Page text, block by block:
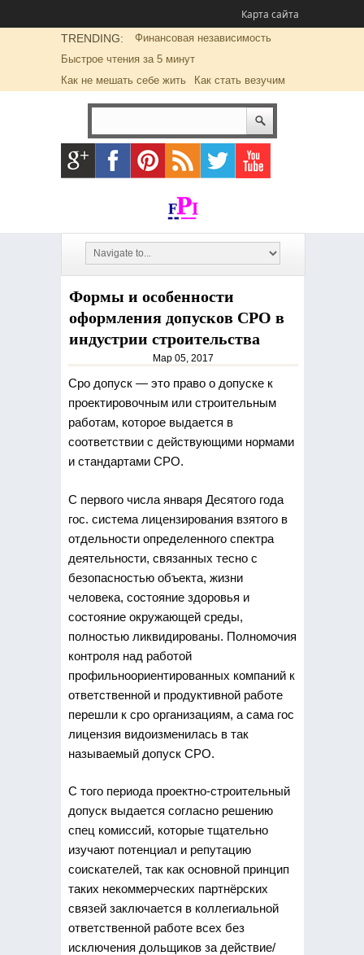
Карта сайта
TRENDING:
Финансовая независимость
Быстрое чтения за 5 минут
Как не мешать себе жить
Как стать везучим
Формы и особенности
оформления допусков СРО в
индустрии строительства
Мар 05, 2017
Сро допуск — это право о допуске к
проектировочным или строительным
работам, которое выдается в
соответствии с действующими нормами
и стандартами СРО.
С первого числа января Десятого года
гос. система лицензирования взятого в
отдельности определенного спектра
деятельности, связанных тесно с
безопасностью объекта, жизни
человека, состояние здоровья и
состояние окружающей среды,
полностью ликвидированы. Полномочия
контроля над работой
профильноориентированных компаний к
ответственной и продуктивной работе
перешли к сро организациям, а сама гос
лицензия видоизменилась в так
называемый допуск СРО.
С того периода проектно-строительный
допуск выдается согласно решению
спец комиссий, которые тщательно
изучают потенциал и репутацию
соискателей, так как основной принцип
таких некоммерческих партнёрских
связей заключается в коллегиальной
ответственной работе всех без
исключения дольщиков за действие/